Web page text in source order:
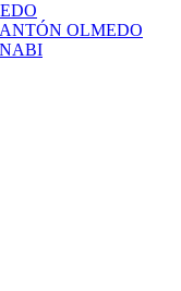
OLMEDO